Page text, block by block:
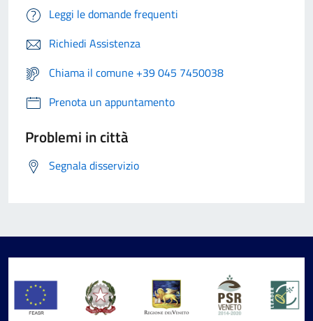
Leggi le domande frequenti
Richiedi Assistenza
Chiama il comune +39 045 7450038
Prenota un appuntamento
Problemi in città
Segnala disservizio